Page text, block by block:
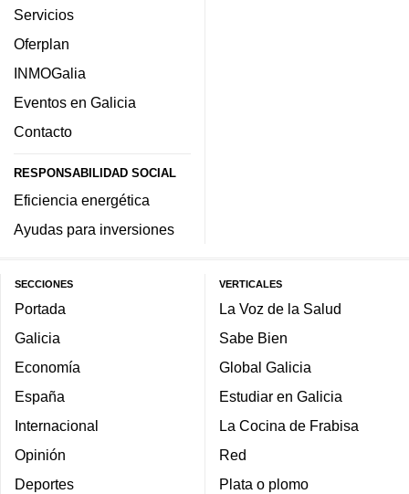
Servicios
Oferplan
INMOGalia
Eventos en Galicia
Contacto
RESPONSABILIDAD SOCIAL
Eficiencia energética
Ayudas para inversiones
SECCIONES
Portada
Galicia
Economía
España
Internacional
Opinión
Deportes
VERTICALES
La Voz de la Salud
Sabe Bien
Global Galicia
Estudiar en Galicia
La Cocina de Frabisa
Red
Plata o plomo